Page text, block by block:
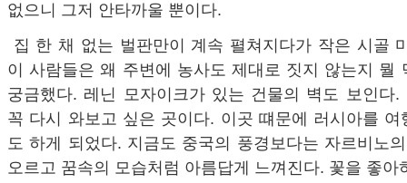
없으니 그저 안타까울 뿐이다.
집 한 채 없는 벌판만이 계속 펼쳐지다가 작은 시골
이 사람들은 왜 주변에 농사도 제대로 짓지 않는지 뭘
궁금했다. 레닌 모자이크가 있는 건물의 벽도 보인다.
꼭 다시 와보고 싶은 곳이다. 이곳 떄문에 러시아를 여
도 하게 되었다. 지금도 중국의 풍경보다는 자르비노
오르고 꿈속의 모습처럼 아름답게 느껴진다. 꽃을 좋아